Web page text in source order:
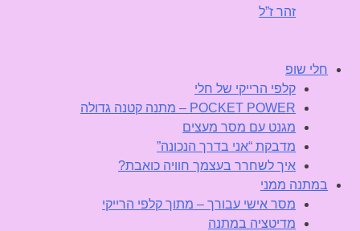
זהר ז”ל
חלי שופ
קלפי הרייקי של חלי
POCKET POWER – מתנה קטנה גדולה
מגנט עם מסר מעצים
מדבקת “אני בדרך הנכונה”
איך לשחרר בעצמך חוויה כואבת?
במתנה ממני
מסר אישי עבורך – מתוך קלפי הרייקי
מדיטציה במתנה